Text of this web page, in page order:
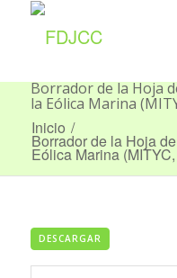
Borrador de la Hoja
la Eólica Marina
Inicio /
Borrador de la Hoja
Eólica Marina (MITYC,
DESCARGAR